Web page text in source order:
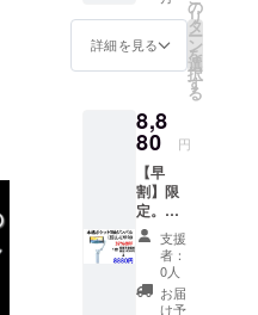
問い合わせ
本格ポ
ケット3
軸ジン
バル
L7PRO
1台
販売予
定価格
税込
14080
円
（セッ
ト内
容） ・
ポケッ
詳細を見る
の
リ
タ
ー
ン
を
選
択
す
る
8,8
80 円
【早
割】限
定。本
格ポ
ケット3
軸ジン
バル
IZELL-
支援
者：
0人
お届
け予